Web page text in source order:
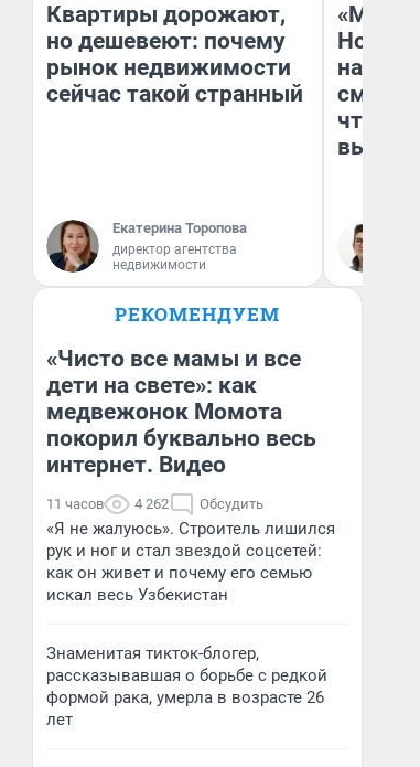
Квартиры дорожают,
но дешевеют: почему
рынок недвижимости
сейчас такой странный
Екатерина Торопова
директор агентства
недвижимости
«Мы
чтобы
РЕКОМЕНДУЕМ
«Чисто все мамы и все
дети на свете»: как
медвежонок Момота
покорил буквально весь
интернет. Видео
11 часов 4 262 Обсудить
«Я не жалуюсь». Строитель лишился
рук и ног и стал звездой соцсетей:
как он живет и почему его семью
искал весь Узбекистан
Знаменитая тикток-блогер,
рассказывавшая о борьбе с редкой
формой рака, умерла в возрасте 26
лет